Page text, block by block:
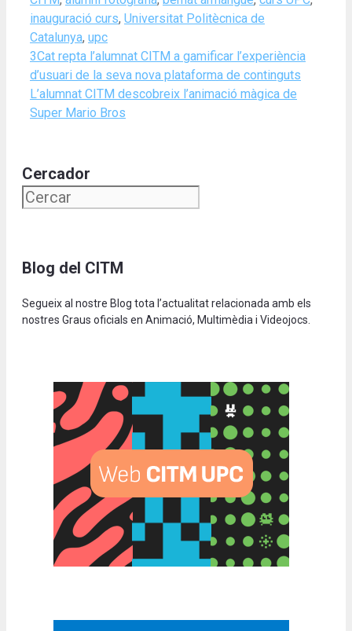
inauguració curs, Universitat Politècnica de
Catalunya, upc
3Cat repta l’alumnat CITM a gamificar l’experiència
d’usuari de la seva nova plataforma de continguts
L’alumnat CITM descobreix l’animació màgica de
Super Mario Bros
Cercador
Blog del CITM
Segueix al nostre Blog tota l’actualitat relacionada amb els
nostres Graus oficials en Animació, Multimèdia i Videojocs.